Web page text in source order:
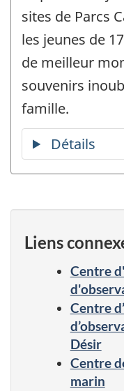
sites de Parcs
les jeunes de
de meilleur
souvenirs
famille.
Liens
Centre
Centre
Désir
Centre
marin